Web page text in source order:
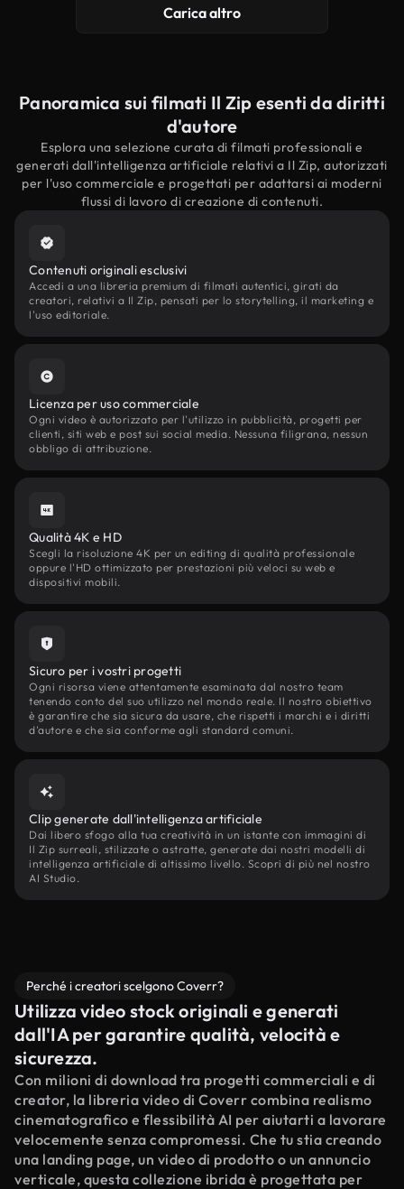
Carica altro
Panoramica sui filmati Il Zip esenti da diritti
d'autore
Esplora una selezione curata di filmati professionali e
generati dall'intelligenza artificiale relativi a Il Zip, autorizzati
per l'uso commerciale e progettati per adattarsi ai moderni
flussi di lavoro di creazione di contenuti.
Contenuti originali esclusivi
Accedi a una libreria premium di filmati autentici, girati da
creatori, relativi a Il Zip, pensati per lo storytelling, il marketing e
l'uso editoriale.
Licenza per uso commerciale
Ogni video è autorizzato per l'utilizzo in pubblicità, progetti per
clienti, siti web e post sui social media. Nessuna filigrana, nessun
obbligo di attribuzione.
Qualità 4K e HD
Scegli la risoluzione 4K per un editing di qualità professionale
oppure l'HD ottimizzato per prestazioni più veloci su web e
dispositivi mobili.
Sicuro per i vostri progetti
Ogni risorsa viene attentamente esaminata dal nostro team
tenendo conto del suo utilizzo nel mondo reale. Il nostro obiettivo
è garantire che sia sicura da usare, che rispetti i marchi e i diritti
d'autore e che sia conforme agli standard comuni.
Clip generate dall'intelligenza artificiale
Dai libero sfogo alla tua creatività in un istante con immagini di
Il Zip surreali, stilizzate o astratte, generate dai nostri modelli di
intelligenza artificiale di altissimo livello. Scopri di più nel nostro
AI Studio.
Perché i creatori scelgono Coverr?
Utilizza video stock originali e generati
dall'IA per garantire qualità, velocità e
sicurezza.
Con milioni di download tra progetti commerciali e di
creator, la libreria video di Coverr combina realismo
cinematografico e flessibilità AI per aiutarti a lavorare
velocemente senza compromessi. Che tu stia creando
una landing page, un video di prodotto o un annuncio
verticale, questa collezione ibrida è progettata per